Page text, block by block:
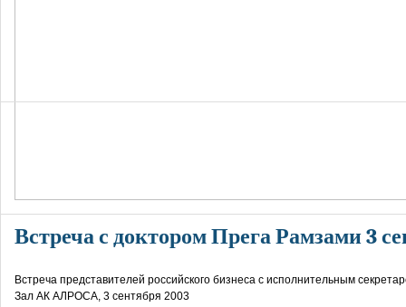
Встреча с доктором Прега Рамзами 3
Встреча представителей российского бизнеса с исполнительным
Зал АК АЛРОСА, 3 сентября 2003